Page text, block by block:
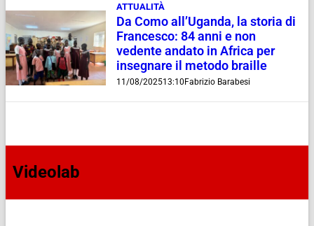
ATTUALITÀ
Da Como all’Uganda, la storia di
Francesco: 84 anni e non
vedente andato in Africa per
insegnare il metodo braille
11/08/202513:10Fabrizio Barabesi
Videolab